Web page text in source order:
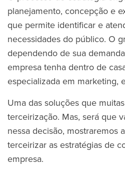
planejamento, concepção e
que permite identificar e
necessidades do público. O
dependendo de sua
empresa tenha dentro de
especializada em marketing,
Uma das soluções que
terceirização. Mas, será que
nessa decisão, mostraremos
terceirizar as estratégias de
empresa.